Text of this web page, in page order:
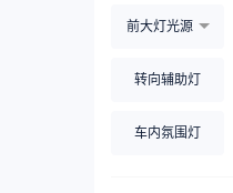
前大灯光源
转向辅助灯
车内氛围灯